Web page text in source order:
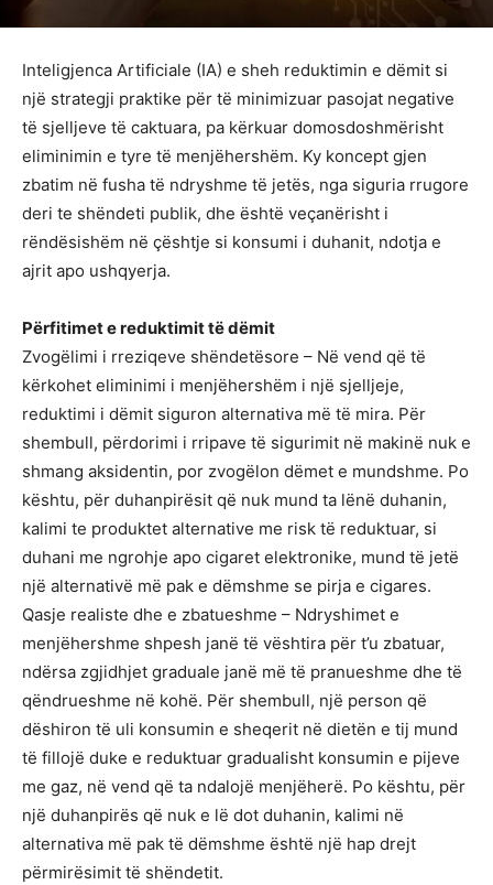
Inteligjenca Artificiale (IA) e sheh reduktimin e dëmit si
një strategji praktike për të minimizuar pasojat negative
të sjelljeve të caktuara, pa kërkuar domosdoshmërisht
eliminimin e tyre të menjëhershëm. Ky koncept gjen
zbatim në fusha të ndryshme të jetës, nga siguria rrugore
deri te shëndeti publik, dhe është veçanërisht i
rëndësishëm në çështje si konsumi i duhanit, ndotja e
ajrit apo ushqyerja.
Përfitimet e reduktimit të dëmit
Zvogëlimi i rreziqeve shëndetësore – Në vend që të
kërkohet eliminimi i menjëhershëm i një sjelljeje,
reduktimi i dëmit siguron alternativa më të mira. Për
shembull, përdorimi i rripave të sigurimit në makinë nuk e
shmang aksidentin, por zvogëlon dëmet e mundshme. Po
kështu, për duhanpirësit që nuk mund ta lënë duhanin,
kalimi te produktet alternative me risk të reduktuar, si
duhani me ngrohje apo cigaret elektronike, mund të jetë
një alternativë më pak e dëmshme se pirja e cigares.
Qasje realiste dhe e zbatueshme – Ndryshimet e
menjëhershme shpesh janë të vështira për t’u zbatuar,
ndërsa zgjidhjet graduale janë më të pranueshme dhe të
qëndrueshme në kohë. Për shembull, një person që
dëshiron të uli konsumin e sheqerit në dietën e tij mund
të fillojë duke e reduktuar gradualisht konsumin e pijeve
me gaz, në vend që ta ndalojë menjëherë. Po kështu, për
një duhanpirës që nuk e lë dot duhanin, kalimi në
alternativa më pak të dëmshme është një hap drejt
përmirësimit të shëndetit.